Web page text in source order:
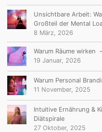
Unsichtbare Arbeit:
Großteil der Mental
8 März, 2026
Warum Räume wirken
19 Januar, 2026
Warum Personal
11 November, 2025
Intuitive Ernährung &
Diätspirale
27 Oktober, 2025